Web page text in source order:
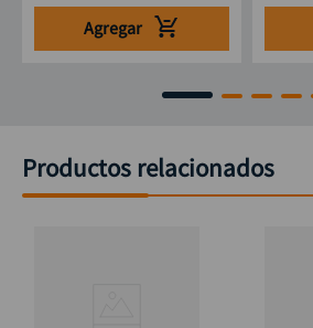
Agregar
Productos relacionados